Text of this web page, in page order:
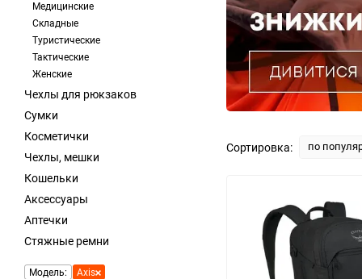
Сортировка: по
Медицинские
Складные
Туристические
Тактические
Женские
Чехлы для рюкзаков
Сумки
Косметички
Чехлы, мешки
Кошельки
Аксессуары
Аптечки
Стяжные ремни
Модель:
Axis